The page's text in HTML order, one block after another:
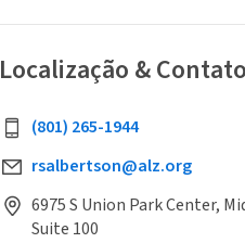
Localização & Contato
(801) 265-1944
rsalbertson@alz.org
6975 S Union Park Center,
Suite 100